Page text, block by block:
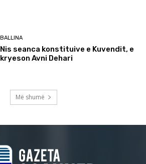
BALLINA
Nis seanca konstituive e Kuvendit, e
kryeson Avni Dehari
Më shumë